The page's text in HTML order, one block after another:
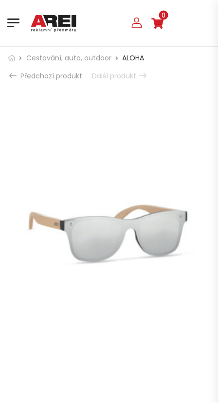
0
Cestování, auto, outdoor
ALOHA
Předchozí produkt
Další produkt